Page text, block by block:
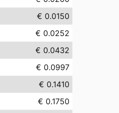
€ 0.0150
€ 0.0252
€ 0.0432
€ 0.0997
€ 0.1410
€ 0.1750